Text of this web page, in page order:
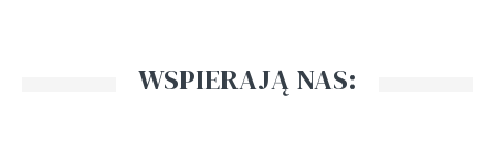
WSPIERAJĄ NAS: